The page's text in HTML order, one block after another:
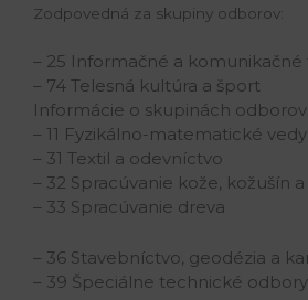
Zodpovedná za skupiny odborov:
– 25 Informačné a
– 74 Telesná kultúra a šport
Informácie o skupinách odborov:
– 11 Fyzikálno-matematické vedy
– 31 Textil a odevníctvo
– 32 Spracúvanie kože, kožušín
– 33 Spracúvanie dreva
– 36 Stavebníctvo, geodézia a
– 39 Špeciálne technické odbory